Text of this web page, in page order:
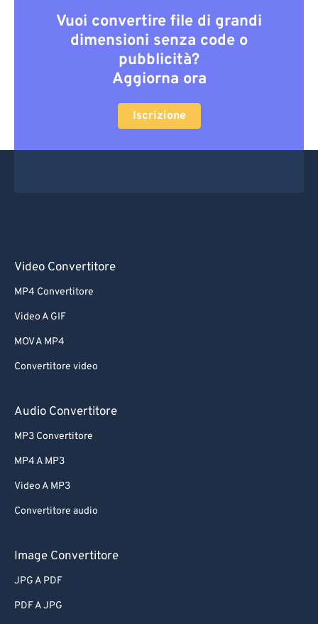
Vuoi convertire file di grandi
dimensioni senza code o
pubblicità?
Aggiorna ora
Iscrizione
Video Convertitore
MP4 Convertitore
Video A GIF
MOV A MP4
Convertitore video
Audio Convertitore
MP3 Convertitore
MP4 A MP3
Video A MP3
Convertitore audio
Image Convertitore
JPG A PDF
PDF A JPG